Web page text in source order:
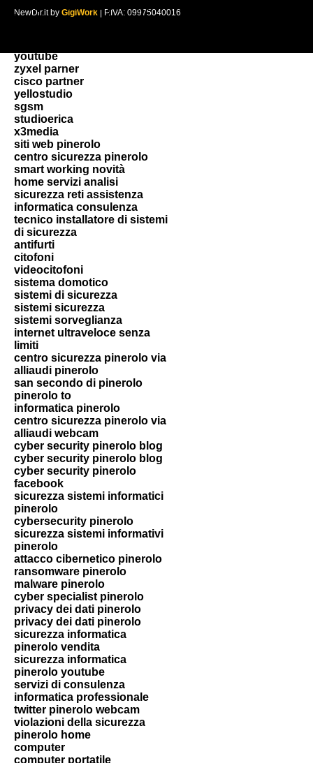
instagram
youtube
zyxel parner
cisco partner
yellostudio
sgsm
studioerica
x3media
siti web pinerolo
centro sicurezza pinerolo
smart working novità
home servizi analisi
sicurezza reti assistenza
informatica consulenza
tecnico installatore di sistemi
di sicurezza
antifurti
citofoni
videocitofoni
sistema domotico
sistemi di sicurezza
sistemi sicurezza
sistemi sorveglianza
internet ultraveloce senza
limiti
centro sicurezza pinerolo via
alliaudi pinerolo
san secondo di pinerolo
pinerolo to
informatica pinerolo
centro sicurezza pinerolo via
alliaudi webcam
cyber security pinerolo blog
cyber security pinerolo blog
cyber security pinerolo
facebook
sicurezza sistemi informatici
pinerolo
cybersecurity pinerolo
sicurezza sistemi informativi
pinerolo
attacco cibernetico pinerolo
ransomware pinerolo
malware pinerolo
cyber specialist pinerolo
privacy dei dati pinerolo
privacy dei dati pinerolo
sicurezza informatica
pinerolo vendita
sicurezza informatica
pinerolo youtube
servizi di consulenza
informatica professionale
twitter pinerolo webcam
violazioni della sicurezza
pinerolo home
computer
computer portatile
NewDir.it by GigiWork | P.IVA: 09975040016